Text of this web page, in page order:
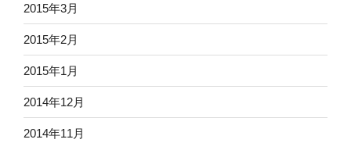
2015年3月
2015年2月
2015年1月
2014年12月
2014年11月